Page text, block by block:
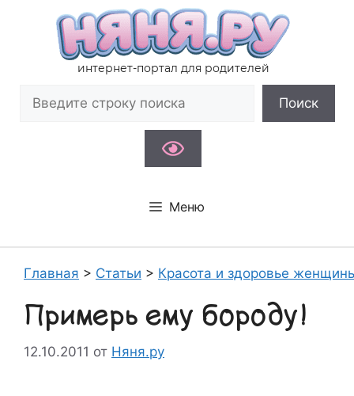
содержимому
интернет-портал для родителей
Поиск
Меню
Главная > Статьи > Красота и здоровье
Примерь ему бороду!
12.10.2011 от Няня.ру